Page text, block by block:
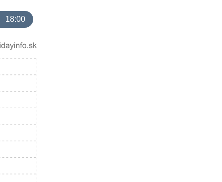
18:00